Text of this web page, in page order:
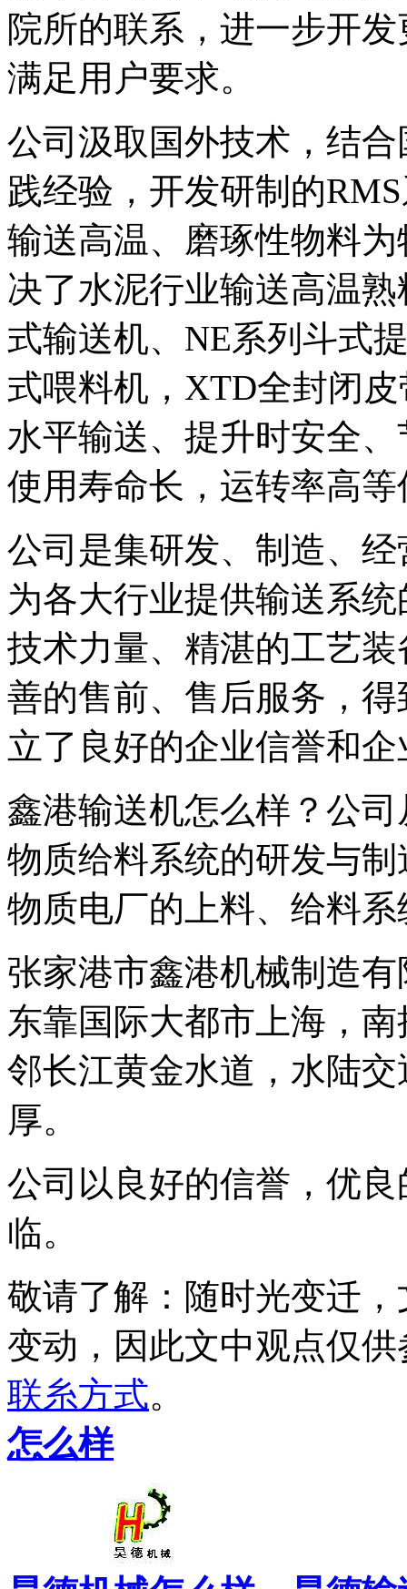
院所的联系，进一步开
满足用户要求。
公司汲取国外技术，结
践经验，开发研制的
输送高温、磨琢性物料
决了水泥行业输送高温
式输送机、NE系列斗式
式喂料机，XTD全封闭
水平输送、提升时安全
使用寿命长，运转率高等
公司是集研发、制造、
为各大行业提供输送系
技术力量、精湛的工艺
善的售前、售后服务，
立了良好的企业信誉和
鑫港输送机怎么样？公
物质给料系统的研发与
物质电厂的上料、给料系
张家港市鑫港机械制造
东靠国际大都市上海，
邻长江黄金水道，水陆
厚。
公司以良好的信誉，优
临。
敬请了解 ：随时光变迁
变动，因此文中观点仅供
联糸方式。
怎么样